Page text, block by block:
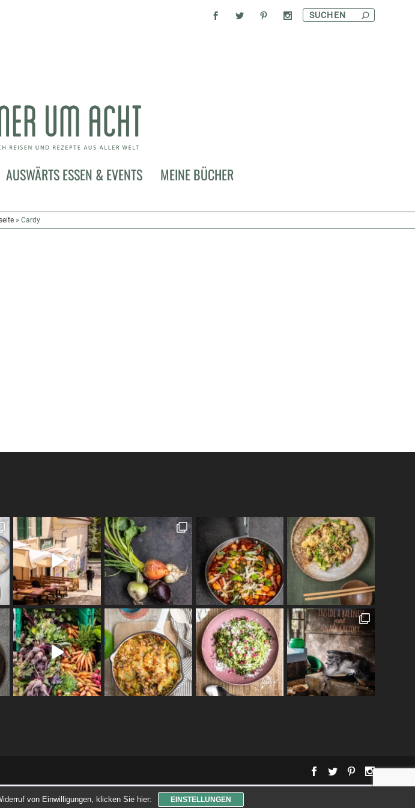
AUSWÄRTS ESSEN & EVENTS MEINE BÜCHER
» Cardy
von Einwilligungen, klicken Sie hier: EINSTELLUNGEN